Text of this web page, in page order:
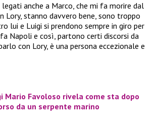
anche a Marco, che mi fa morire dal
Lory, stanno davvero bene, sono troppo
lui e Luigi si prendono sempre in giro per
Napoli e così, partono certi discorsi da
con Lory, è una persona eccezionale e
Mario Favoloso rivela come sta dopo
da un serpente marino